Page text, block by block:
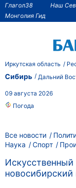
Глагол38 Наш
Монголия Гид
Иркутская область
Сибирь Дальний
09 августа 2026
Погода
Все новости
Наука
Спорт
Искусственный